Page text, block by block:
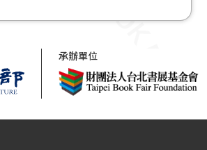
承辦單位